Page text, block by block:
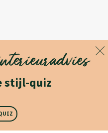
stijl-quiz